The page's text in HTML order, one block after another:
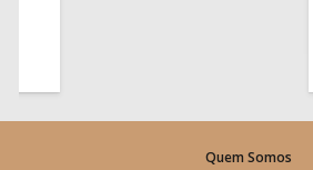
Quem Somos